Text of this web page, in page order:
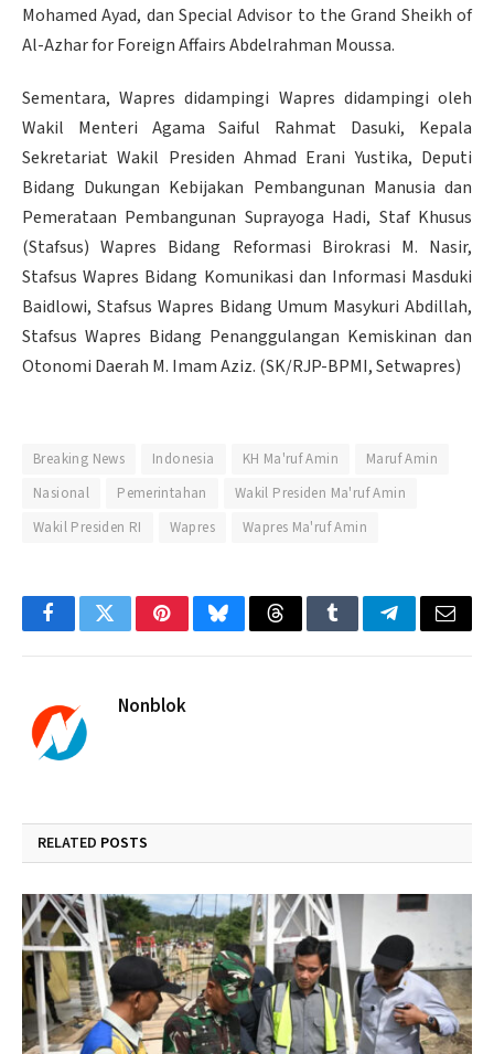
Mohamed Ayad, dan Special Advisor to the Grand Sheikh of
Al-Azhar for Foreign Affairs Abdelrahman Moussa.
Sementara, Wapres didampingi Wapres didampingi oleh
Wakil Menteri Agama Saiful Rahmat Dasuki, Kepala
Sekretariat Wakil Presiden Ahmad Erani Yustika, Deputi
Bidang Dukungan Kebijakan Pembangunan Manusia dan
Pemerataan Pembangunan Suprayoga Hadi, Staf Khusus
(Stafsus) Wapres Bidang Reformasi Birokrasi M. Nasir,
Stafsus Wapres Bidang Komunikasi dan Informasi Masduki
Baidlowi, Stafsus Wapres Bidang Umum Masykuri Abdillah,
Stafsus Wapres Bidang Penanggulangan Kemiskinan dan
Otonomi Daerah M. Imam Aziz. (SK/RJP-BPMI, Setwapres)
Breaking News Indonesia KH Ma'ruf Amin
Maruf Amin
Nasional
Pemerintahan
Wakil Presiden Ma'ruf Amin
Wakil Presiden RI
Wapres Wapres Ma'ruf Amin
FacebookTwitterPinterestBlueskyThreadsTumblrTelegramEmail
Nonblok
RELATED POSTS